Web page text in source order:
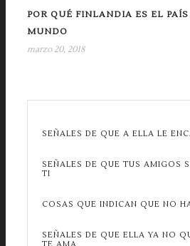
POR QUÉ FINLANDIA ES EL
MUNDO
marzo 20, 2018
SEÑALES DE QUE A ELLA LE
SEÑALES DE QUE TUS AMIGOS
TI
COSAS QUE INDICAN QUE NO
SEÑALES DE QUE ELLA YA NO